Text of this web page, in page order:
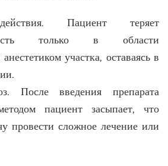
Пациент теряет
только в области
участка, оставаясь в
После введения препарата
пациент засыпает, что
провести сложное лечение или